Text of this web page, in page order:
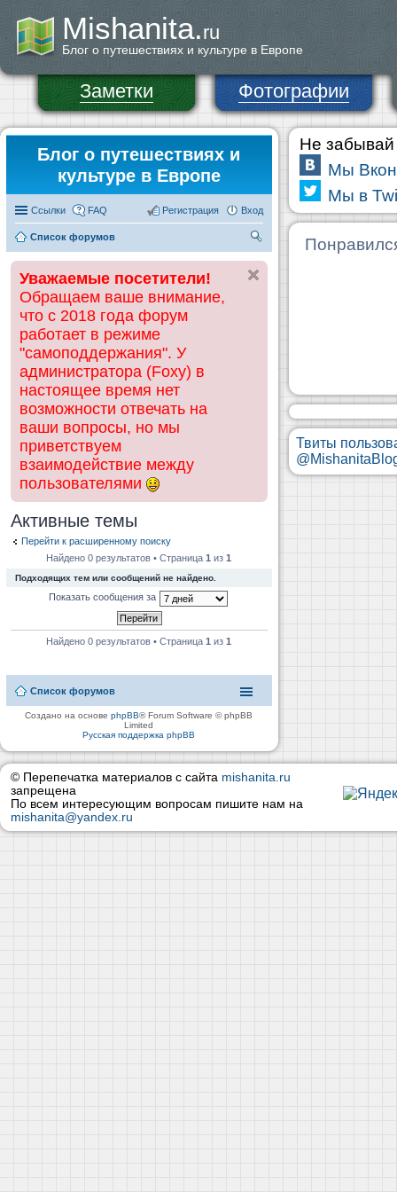
Mishanita.ru
Блог о путешествиях и культуре в Европе
Заметки Фотографии
Блог о путешествиях и
культуре в Европе
Ссылки FAQ Вход
Регистрация
Список форумов
ск
Уважаемые посетители!
Обращаем ваше внимание,
что с 2018 года форум
работает в режиме
"самоподдержания". У
администратора (Foxy) в
настоящее время нет
возможности отвечать на
ваши вопросы, но мы
приветствуем
взаимодействие между
пользователями
Активные темы
Перейти к расширенному поиску
Найдено 0 результатов • Страница1 из1
Подходящих тем или сообщений не найдено.
Показать сообщения за
Найдено 0 результатов • Страница1 из1
Список форумов
Создано на основеphpBB® Forum Software © phpBB
Limited
Русская поддержка phpBB
Не забывай
Мы
Мы в
Твиты
© Перепечатка материалов с сайта mishanita.ru
запрещена
По всем интересующим вопросам пишите нам на
mishanita@yandex.ru